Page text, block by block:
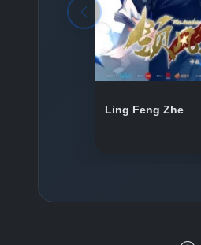
Ling Feng Zhe